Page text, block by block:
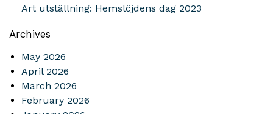
Art utställning: Hemslöjdens dag 2023
Archives
May 2026
April 2026
March 2026
February 2026